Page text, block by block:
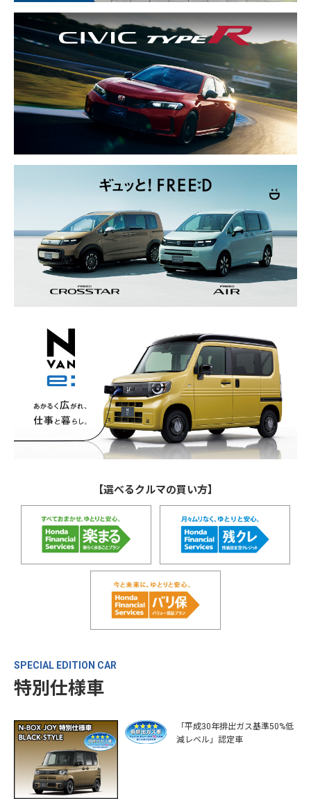
【選べるクルマの買い方】
SPECIAL EDITION CAR
特別仕様車
「平成30年排出ガス基準50%低
減レベル」認定車